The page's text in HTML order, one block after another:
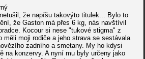
že napíšu takovýto titulek... Bylo to
že Gaston má přes 6 kg, nás navštívil
Kocour si nese "tukové stigma" z
měli moji rodiče a jeho strava se sestávala
zadního a smetany. My ho kdysi
na konzervy. A nyní mu byly určeny jako